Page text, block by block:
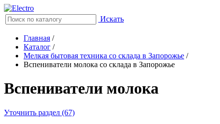
Искать
Главная /
Каталог /
Мелкая бытовая техника со склада в Запорожье /
Вспениватели молока со склада в Запорожье
Вспениватели молока
Уточнить раздел (67)